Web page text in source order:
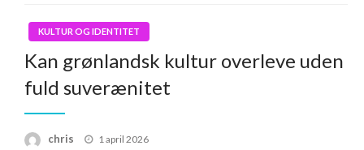
KULTUR OG IDENTITET
Kan grønlandsk kultur overleve uden
fuld suverænitet
chris
Posted
1 april 2026